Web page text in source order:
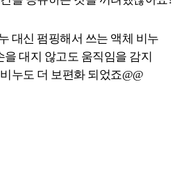
대신 펌핑해서 쓰는 액체 비누
을 대지 않고도 움직임을 감지
누도 더 보편화 되었죠@@